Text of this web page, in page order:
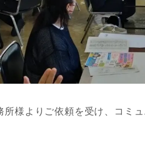
所様よりご依頼を受け、コミ